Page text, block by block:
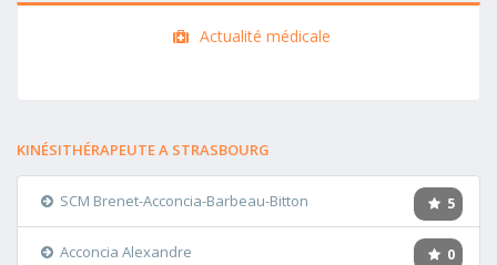
Actualité médicale
KINÉSITHÉRAPEUTE A STRASBOURG
5
SCM Brenet-Acconcia-Barbeau-Bitton
0
Acconcia Alexandre